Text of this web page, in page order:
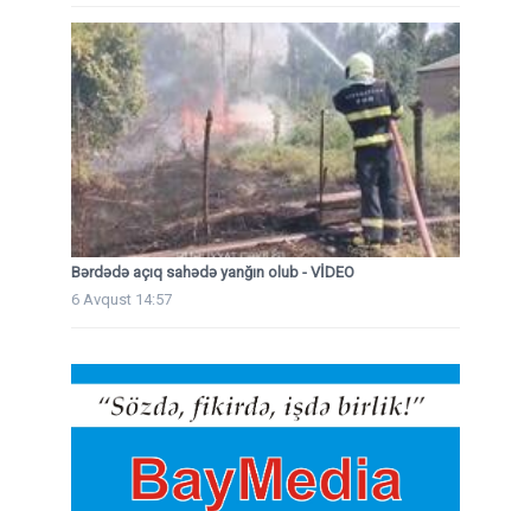
Bərdədə açıq sahədə yanğın olub - VİDEO
6 Avqust 14:57